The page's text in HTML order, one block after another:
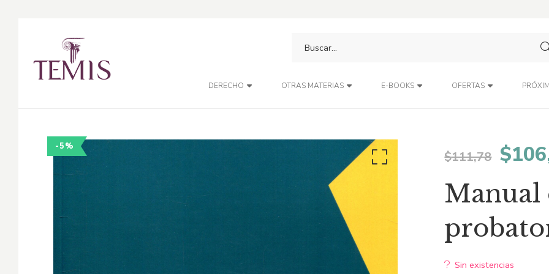
DERECHO OTRAS MATERIAS E-BOOKS OFERTAS
-5%
$111,78 El
era:
$
Manual
Sin existencias